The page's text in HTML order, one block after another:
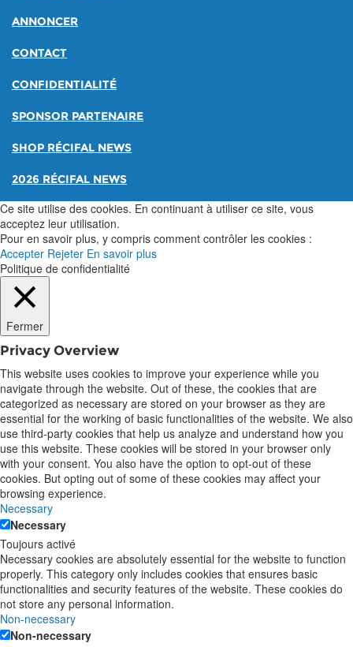
ANNONCER
CONTACT
CONFIDENTIALITÉ
SPONSOR PARTENAIRE
SHOP RÉCIFAL NEWS
2026 RÉCIFAL NEWS
Ce site utilise des cookies. En continuant à utiliser ce site, vous
acceptez leur utilisation.
Pour en savoir plus, y compris comment contrôler les cookies :
Accepter Rejeter En savoir plus
Politique de confidentialité
Fermer
Privacy Overview
This website uses cookies to improve your experience while you
navigate through the website. Out of these, the cookies that are
categorized as necessary are stored on your browser as they are
essential for the working of basic functionalities of the website. We also
use third-party cookies that help us analyze and understand how you
use this website. These cookies will be stored in your browser only
with your consent. You also have the option to opt-out of these
cookies. But opting out of some of these cookies may affect your
browsing experience.
Necessary
Necessary
Toujours activé
Necessary cookies are absolutely essential for the website to function
properly. This category only includes cookies that ensures basic
functionalities and security features of the website. These cookies do
not store any personal information.
Non-necessary
Non-necessary